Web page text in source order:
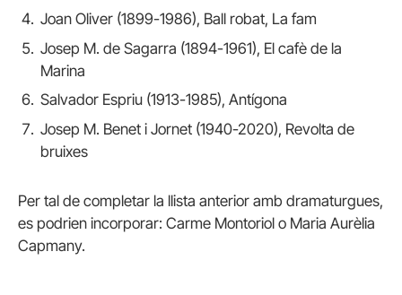
Joan Oliver (1899-1986), Ball robat, La fam
Josep M. de Sagarra (1894-1961), El cafè de la
Marina
Salvador Espriu (1913-1985), Antígona
Josep M. Benet i Jornet (1940-2020), Revolta de
bruixes
Per tal de completar la llista anterior amb dramaturgues,
es podrien incorporar: Carme Montoriol o Maria Aurèlia
Capmany.